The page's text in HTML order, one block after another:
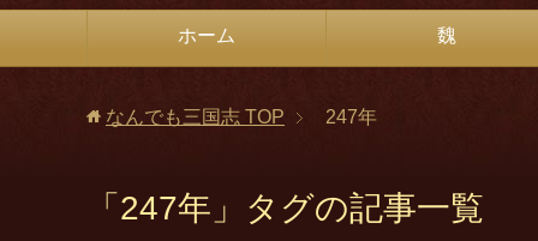
ホーム 魏
なんでも三国志 TOP 247年
「247年」タグの記事一覧